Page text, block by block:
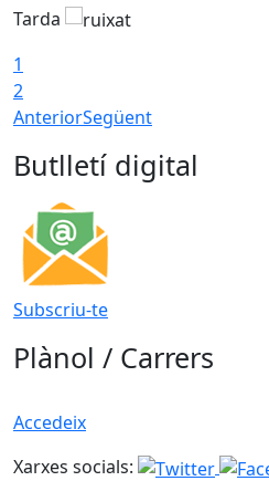
Tarda
1
2
AnteriorSegüent
Butlletí digital
Subscriu-te
Plànol / Carrers
Accedeix
Xarxes socials: